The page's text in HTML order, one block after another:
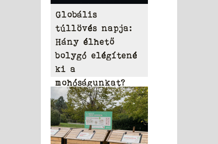
Globális
túllövés napja:
Hány élhető
bolygó elégítené
ki a
mohóságunkat?